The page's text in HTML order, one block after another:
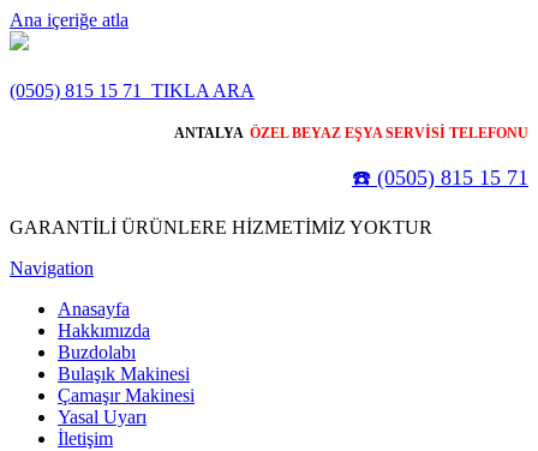
Ana içeriğe atla
(0505) 815 15 71 TIKLA ARA
ANTALYA ÖZEL BEYAZ EŞYA SERVİSİ TELEFONU
☎️ (0505) 815 15 71
GARANTİLİ ÜRÜNLERE HİZMETİMİZ YOKTUR
Navigation
Anasayfa
Hakkımızda
Buzdolabı
Bulaşık Makinesi
Çamaşır Makinesi
Yasal Uyarı
İletişim